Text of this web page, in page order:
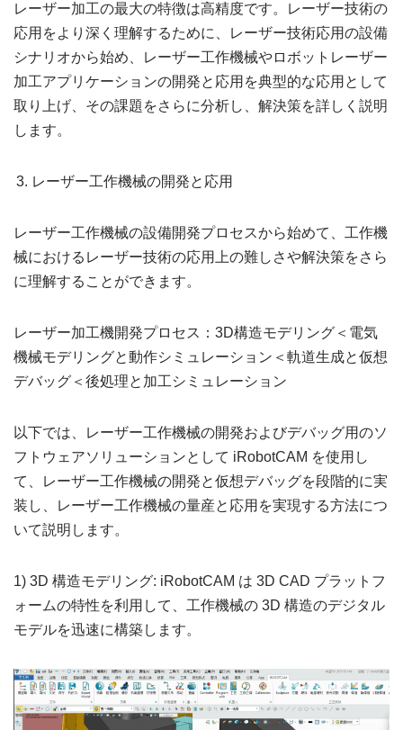
レーザー加工の最大の特徴は高精度です。レーザー技術の
応用をより深く理解するために、レーザー技術応用の設備
シナリオから始め、レーザー工作機械やロボットレーザー
加工アプリケーションの開発と応用を典型的な応用として
取り上げ、その課題をさらに分析し、解決策を詳しく説明
します。
レーザー工作機械の開発と応用
レーザー工作機械の設備開発プロセスから始めて、工作機
械におけるレーザー技術の応用上の難しさや解決策をさら
に理解することができます。
レーザー加工機開発プロセス：3D構造モデリング＜電気
機械モデリングと動作シミュレーション＜軌道生成と仮想
デバッグ＜後処理と加工シミュレーション
以下では、レーザー工作機械の開発およびデバッグ用のソ
フトウェアソリューションとして iRobotCAM を使用し
て、レーザー工作機械の開発と仮想デバッグを段階的に実
装し、レーザー工作機械の量産と応用を実現する方法につ
いて説明します。
1) 3D 構造モデリング: iRobotCAM は 3D CAD プラットフ
ォームの特性を利用して、工作機械の 3D 構造のデジタル
モデルを迅速に構築します。